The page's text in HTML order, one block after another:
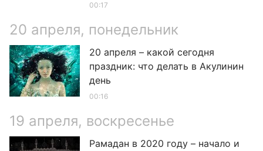
00:17
20 апреля, понедельник
20 апреля – какой сегодня
праздник: что делать в Акулинин
день
00:16
19 апреля, воскресенье
Рамадан в 2020 году – начало и